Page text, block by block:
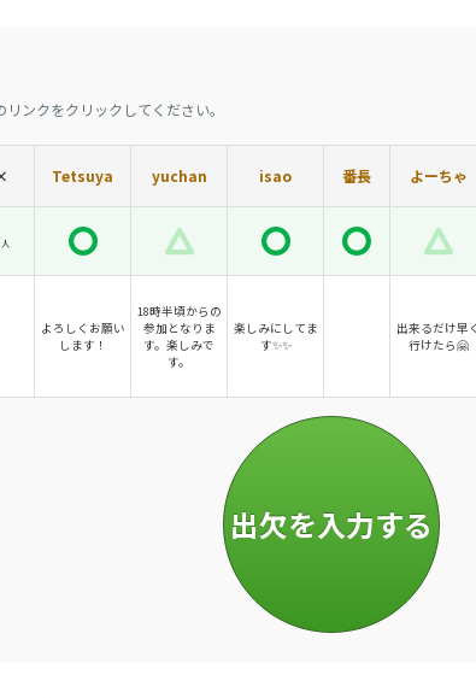
ンクをクリックしてください。
Tetsuya yuchan isao 番長 よーちゃ
人
よろしくお願い
します！
18時半頃からの
参加となりま
す。楽しみで
す。
楽しみにしてま
す✨✨
出来るだけ早く
行けたら🤗